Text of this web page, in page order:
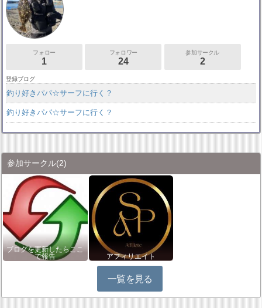
フォロー
1
フォロワー
24
参加サークル
2
登録ブログ
釣り好きパパ☆サーフに行く？
釣り好きパパ☆サーフに行く？
参加サークル(2)
ブログを更新したらここ
で報告
アフィリエイト
一覧を見る